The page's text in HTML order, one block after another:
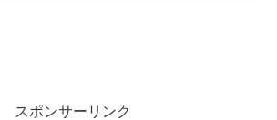
スポンサーリンク